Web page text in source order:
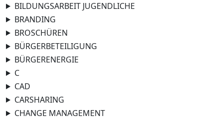
BILDUNGSARBEIT JUGENDLICHE
BRANDING
BROSCHÜREN
BÜRGERBETEILIGUNG
BÜRGERENERGIE
C
CAD
CARSHARING
CHANGE MANAGEMENT